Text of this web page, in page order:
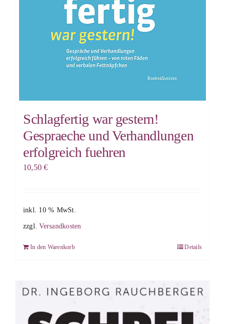
Schlagfertig war gestern!
Gespraeche und Verhandlungen
erfolgreich fuehren
10,50€
inkl. 10 % MwSt.
zzgl.Versandkosten
In den Warenkorb Details